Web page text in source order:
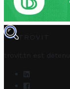
TROVIT
trovit.tn est